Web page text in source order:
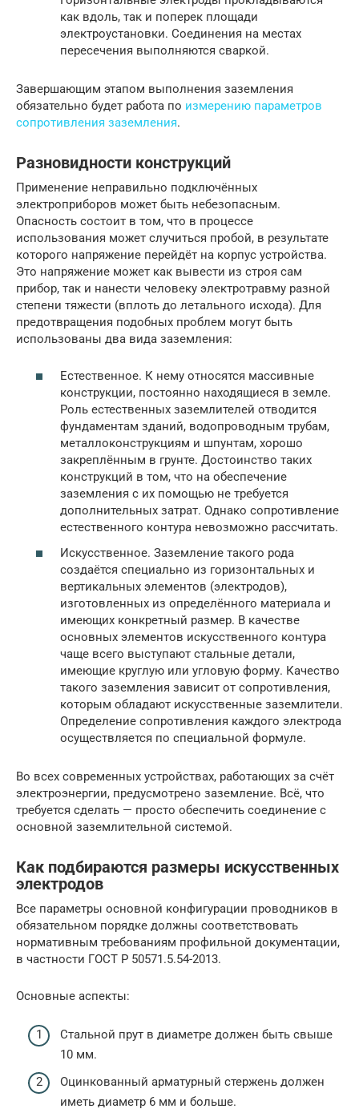
как вдоль, так и поперек площади
электроустановки. Соединения на местах
пересечения выполняются сваркой.
Завершающим этапом выполнения заземления
обязательно будет работа по измерению параметров
сопротивления заземления.
Разновидности конструкций
Применение неправильно подключённых
электроприборов может быть небезопасным.
Опасность состоит в том, что в процессе
использования может случиться пробой, в результате
которого напряжение перейдёт на корпус устройства.
Это напряжение может как вывести из строя сам
прибор, так и нанести человеку электротравму разной
степени тяжести (вплоть до летального исхода). Для
предотвращения подобных проблем могут быть
использованы два вида заземления:
Естественное. К нему относятся массивные
конструкции, постоянно находящиеся в земле.
Роль естественных заземлителей отводится
фундаментам зданий, водопроводным трубам,
металлоконструкциям и шпунтам, хорошо
закреплённым в грунте. Достоинство таких
конструкций в том, что на обеспечение
заземления с их помощью не требуется
дополнительных затрат. Однако сопротивление
естественного контура невозможно рассчитать.
Искусственное. Заземление такого рода
создаётся специально из горизонтальных и
вертикальных элементов (электродов),
изготовленных из определённого материала и
имеющих конкретный размер. В качестве
основных элементов искусственного контура
чаще всего выступают стальные детали,
имеющие круглую или угловую форму. Качество
такого заземления зависит от сопротивления,
которым обладают искусственные заземлители.
Определение сопротивления каждого электрода
осуществляется по специальной формуле.
Во всех современных устройствах, работающих за счёт
электроэнергии, предусмотрено заземление. Всё, что
требуется сделать — просто обеспечить соединение с
основной заземлительной системой.
Как подбираются размеры искусственных
электродов
Все параметры основной конфигурации проводников в
обязательном порядке должны соответствовать
нормативным требованиям профильной документации,
в частности ГОСТ Р 50571.5.54-2013.
Основные аспекты:
Стальной прут в диаметре должен быть свыше
10 мм.
Оцинкованный арматурный стержень должен
иметь диаметр 6 мм и больше.